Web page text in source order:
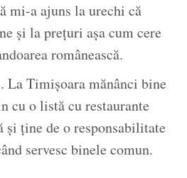
mi-a ajuns la urechi că
și la prețuri așa cum cere
românească.
La Timișoara mănânci bine
cu o listă cu restaurante
ține de o responsabilitate
servesc binele comun.